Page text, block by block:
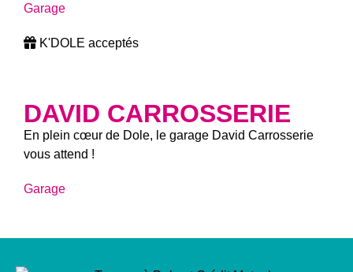
Garage
K'DOLE acceptés
DAVID CARROSSERIE
En plein cœur de Dole, le garage David Carrosserie
vous attend !
Garage